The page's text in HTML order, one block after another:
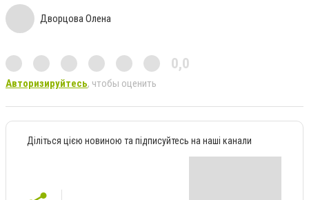
Дворцова Олена
0,0
Авторизируйтесь, чтобы оценить
Діліться цією новиною та підписуйтесь на наші канали